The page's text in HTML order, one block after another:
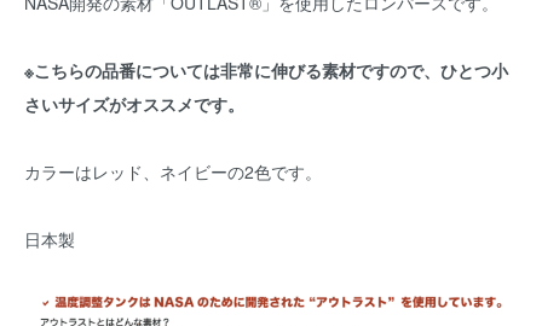
※こちらの品番については非常に伸びる素材ですので、ひとつ小
さいサイズがオススメです。
カラーはレッド、ネイビーの2色です。
日本製